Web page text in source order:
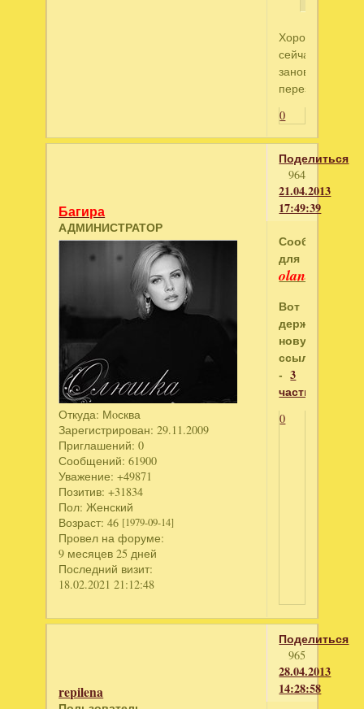
Хорошо,
сейчас
заново
перезалью.
0
Поделиться
964
21.04.2013
17:49:39
Багира
АДМИНИСТРАТОР
Откуда: Мoсква
Зарегистрирован: 29.11.2009
Приглашений: 0
Сообщений: 61900
Уважение: +49871
Позитив: +31834
Пол: Женский
Возраст: 46 [1979-09-14]
Провел на форуме:
9 месяцев 25 дней
Последний визит:
18.02.2021 21:12:48
Сообщение
для
olanda1
Вот
держите
новую
ссылку
-3
часть
0
Поделиться
965
28.04.2013
14:28:58
repilena